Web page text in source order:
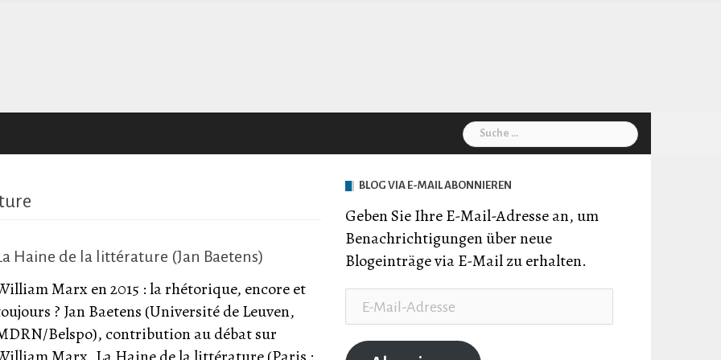
Suche
nach:
Haine de la littérature (Jan Baetens)
Marx en 2015 : la rhétorique, encore et
? Jan Baetens (Université de Leuven,
Belspo), contribution au débat sur
BLOG VIA E-MAIL ABONNIEREN
Geben Sie Ihre E-Mail-Adresse an, um
Benachrichtigungen über neue
Blogeinträge via E-Mail zu erhalten.
Mail-
Adresse